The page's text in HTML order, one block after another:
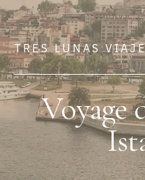
TRES LUNAS
Voyage